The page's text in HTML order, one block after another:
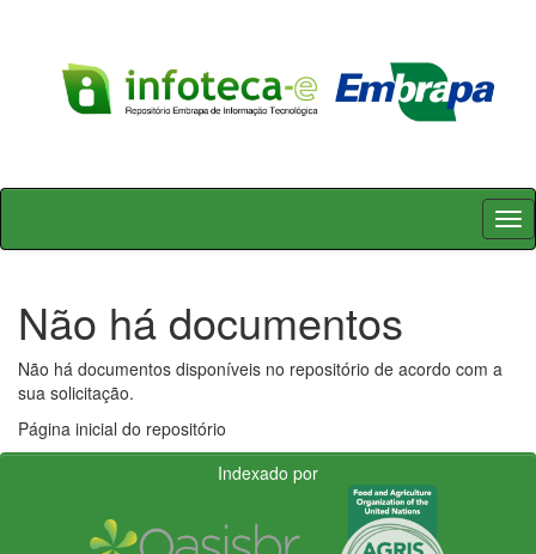
Skip
Não há documentos
Não há documentos disponíveis no repositório de acordo com a
sua solicitação.
Página inicial do repositório
Indexado por